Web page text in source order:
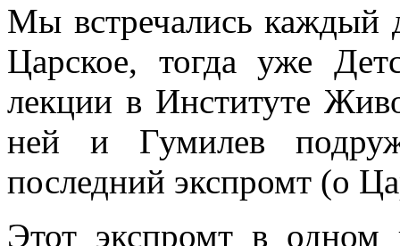
Мы встречались каждый
Царское, тогда уже
лекции в Институте
ней и Гумилев
последний экспромт (о
Этот экспромт в